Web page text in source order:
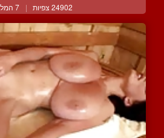
24902 צפיות | 7 המלצות